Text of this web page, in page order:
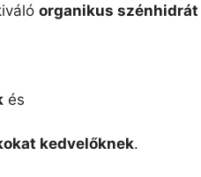
organikus
és
kedvelőknek.